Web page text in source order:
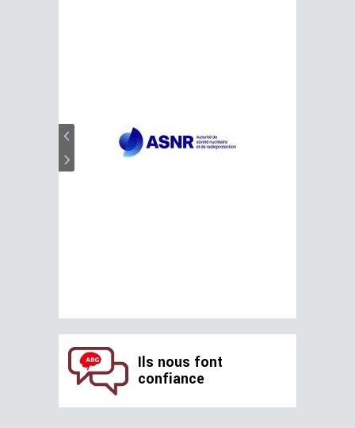
Ils nous font
confiance